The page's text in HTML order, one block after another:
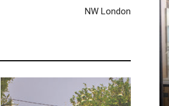
NW London